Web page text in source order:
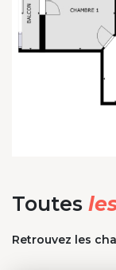
Toutes
Retrouvez les